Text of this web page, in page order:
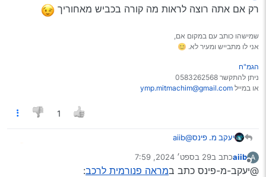
רק אם אתה רוצה לראות מה קורה בכביש מאחוריך
שמישהו כותב עם במקום אם,
אני לו מתבייש ומעיר לא. 😊
הגמ"ח
ניתן להתקשר 0583262568
או במייל ymp.mitmachim@gmail.com
1
יעקב מ. פינס@aiib
A
מנותק
aiibכתב ב29 בספט׳ 2024, 7:59
נערך לאחרונה על ידי
@יעקב-מ-פינס כתב במראה פנורמית לרכב: